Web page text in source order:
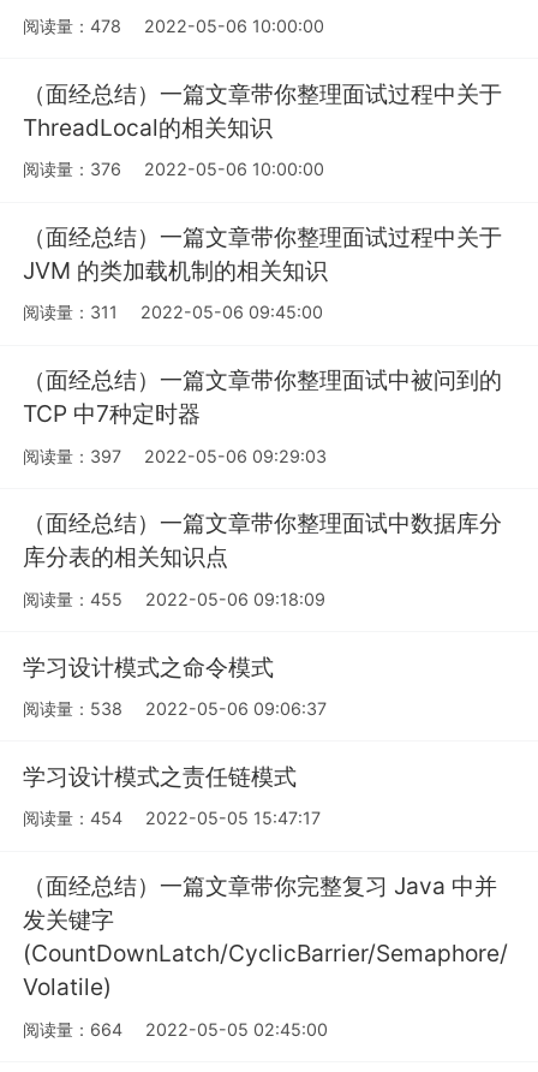
阅读量：478 2022-05-06 10:00:00
（面经总结）一篇文章带你整理面试过程中关于
ThreadLocal的相关知识
阅读量：376 2022-05-06 10:00:00
（面经总结）一篇文章带你整理面试过程中关于
JVM 的类加载机制的相关知识
阅读量：311 2022-05-06 09:45:00
（面经总结）一篇文章带你整理面试中被问到的
TCP 中7种定时器
阅读量：397 2022-05-06 09:29:03
（面经总结）一篇文章带你整理面试中数据库分
库分表的相关知识点
阅读量：455 2022-05-06 09:18:09
学习设计模式之命令模式
阅读量：538 2022-05-06 09:06:37
学习设计模式之责任链模式
阅读量：454 2022-05-05 15:47:17
（面经总结）一篇文章带你完整复习 Java 中并
发关键字
(CountDownLatch/CyclicBarrier/Semaphore/
Volatile)
阅读量：664 2022-05-05 02:45:00